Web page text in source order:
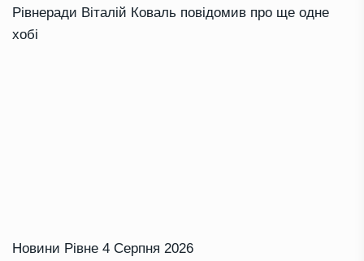
Рівнеради Віталій Коваль повідомив про ще одне
хобі
Новини Рівне 4 Серпня 2026